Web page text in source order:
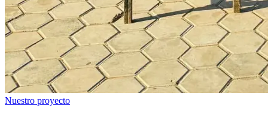
Nuestro proyecto